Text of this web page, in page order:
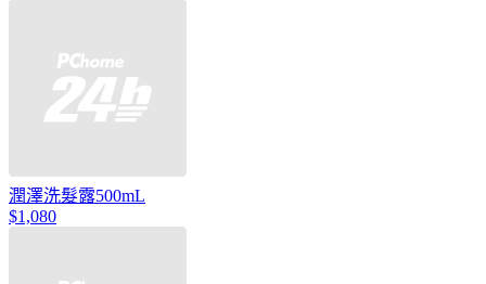
潤澤洗髮露500mL
$1,080